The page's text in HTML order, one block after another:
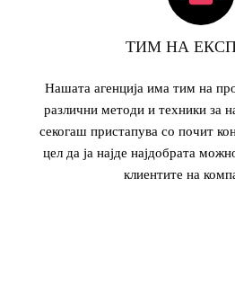
ТИМ НА
Нашата агенција има тим на
различни методи и техники за
секогаш пристапува со почит
цел да ја најде најдобрата
клиентите на